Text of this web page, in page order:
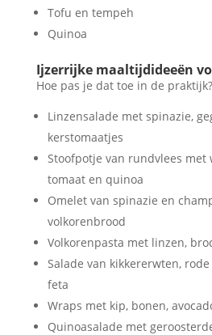
Tofu en tempeh
Quinoa
Ijzerrijke maaltijdideeën
Hoe pas je dat toe in de
Linzensalade met spinazie,
kerstomaatjes
Stoofpotje van rundvlees met
tomaat en quinoa
Omelet van spinazie en
volkorenbrood
Volkorenpasta met linzen,
Salade van kikkererwten,
feta
Wraps met kip, bonen,
Quinoasalade met